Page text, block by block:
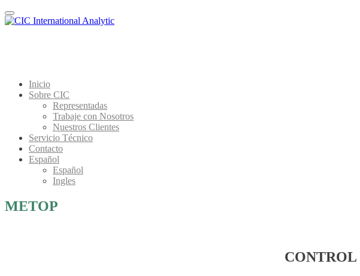
Menu
Inicio
Sobre CIC
Representadas
Trabaje con Nosotros
Nuestros Clientes
Servicio Técnico
Contacto
Español
Español
Ingles
METOP